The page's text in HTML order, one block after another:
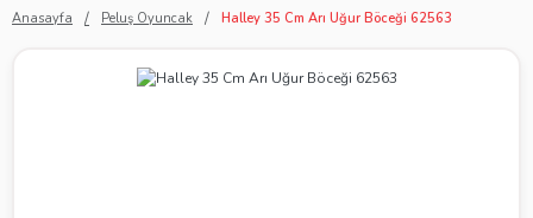
Anasayfa Peluş Oyuncak Halley 35 Cm Arı Uğur Böceği 62563